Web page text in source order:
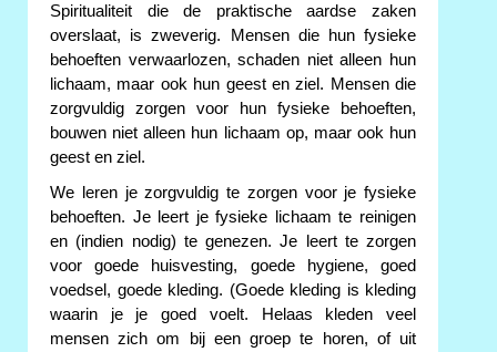
Spiritualiteit die de praktische aardse zaken
overslaat, is zweverig. Mensen die hun fysieke
behoeften verwaarlozen, schaden niet alleen hun
lichaam, maar ook hun geest en ziel. Mensen die
zorgvuldig zorgen voor hun fysieke behoeften,
bouwen niet alleen hun lichaam op, maar ook hun
geest en ziel.
We leren je zorgvuldig te zorgen voor je fysieke
behoeften. Je leert je fysieke lichaam te reinigen
en (indien nodig) te genezen. Je leert te zorgen
voor goede huisvesting, goede hygiene, goed
voedsel, goede kleding. (Goede kleding is kleding
waarin je je goed voelt. Helaas kleden veel
mensen zich om bij een groep te horen, of uit